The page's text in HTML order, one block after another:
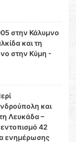
στην Κάλυμνο
και τη
στην Κύμη -
και
Λευκάδα –
42
ενημέρωσης